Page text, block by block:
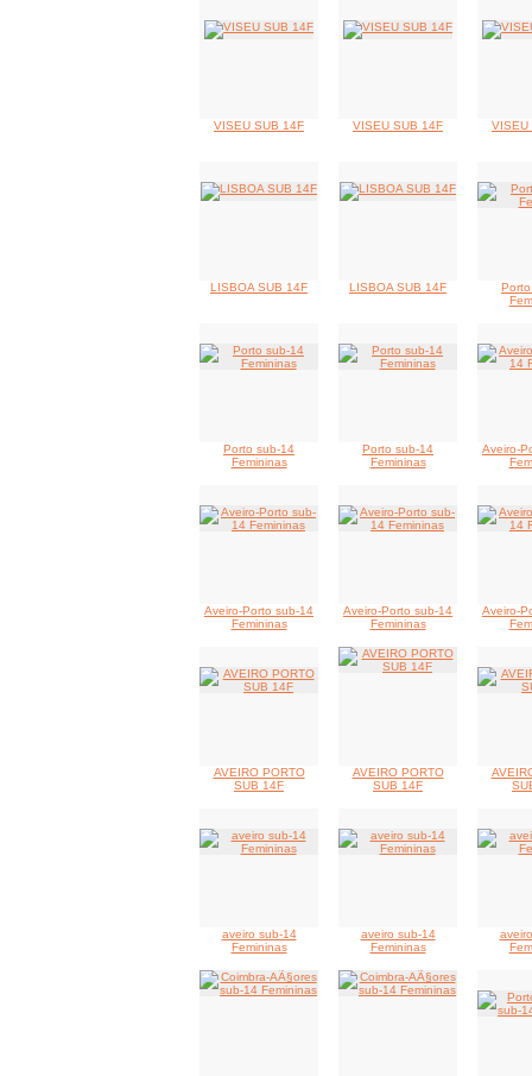
VISEU SUB 14F VISEU SUB 14F VISEU
LISBOA SUB 14F LISBOA SUB 14F
Porto sub-14
Femininas
Porto sub-14
Femininas
Aveiro-
Aveiro-Porto sub-14
Femininas
Aveiro-Porto sub-14
Femininas
Aveiro-
AVEIRO PORTO
SUB 14F
AVEIRO PORTO
SUB 14F
aveiro sub-14
Femininas
aveiro sub-14
Femininas